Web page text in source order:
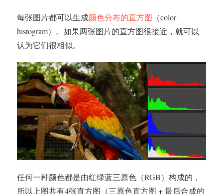
每张图片都可以生成颜色分布的直方图 （color
histogram）。如果两张图片的直方图很接近，就可以
认为它们很相似。
任何一种颜色都是由红绿蓝三原色（RGB）构成的，
所以上图共有4张直方图（三原色直方图 + 最后合成的